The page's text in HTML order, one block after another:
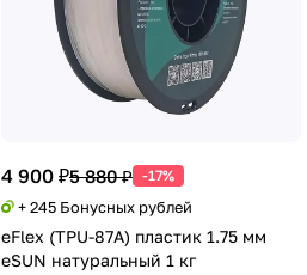
4 900 ₽5 880 ₽ -17%
+ 245 Бонусных рублей
eFlex (TPU-87A) пластик 1.75 мм
eSUN натуральный 1 кг